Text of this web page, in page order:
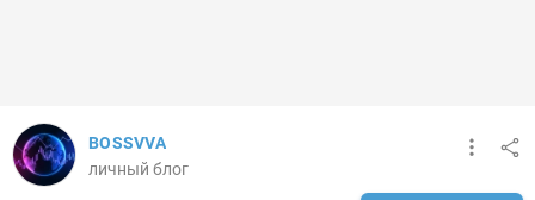
BOSSVVA
личный блог